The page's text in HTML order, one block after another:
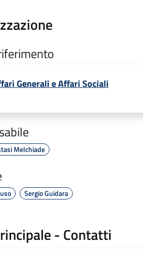
Generali e Affari Sociali
Melchiade
Sergio Guidara
- Contatti